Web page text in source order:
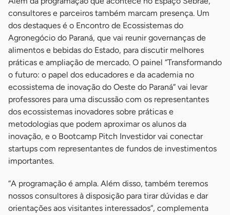
consultores e parceiros também marcam presença. Um
dos destaques é o Encontro de Ecossistemas do
Agronegócio do Paraná, que vai reunir governanças de
alimentos e bebidas do Estado, para discutir melhores
práticas e ampliação de mercado. O painel “Transformando
o futuro: o papel dos educadores e da academia no
ecossistema de inovação do Oeste do Paraná” vai levar
professores para uma discussão com os representantes
dos ecossistemas inovadores sobre práticas e
metodologias que podem aproximar os alunos da
inovação, e o Bootcamp Pitch Investidor vai conectar
startups com representantes de fundos de investimentos
importantes.
“A programação é ampla. Além disso, também teremos
nossos consultores à disposição para tirar dúvidas e dar
orientações aos visitantes interessados”, complementa